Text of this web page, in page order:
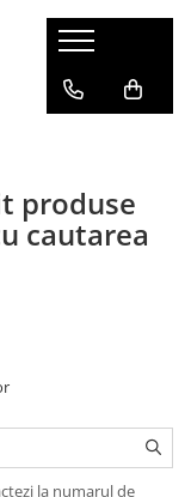
produse
cautarea
la numarul de